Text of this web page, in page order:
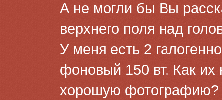
А не могли бы Вы
верхнего поля над
У меня есть 2
фоновый 150 вт. Как их
хорошую фотографию?